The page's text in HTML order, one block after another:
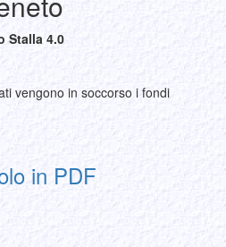
Stalla 4.0
vengono in soccorso i fondi
in PDF